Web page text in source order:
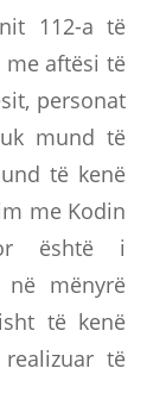
112-a të
me aftësi të
personat
mund të
të kenë
me Kodin
është i
mënyrë
të kenë
të